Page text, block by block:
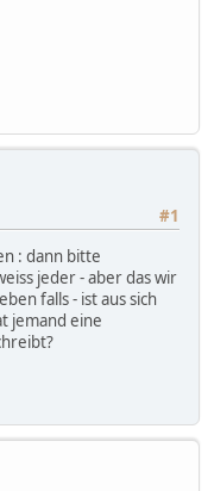
#1
: dann bitte
jeder - aber das wir
falls - ist aus sich
jemand eine